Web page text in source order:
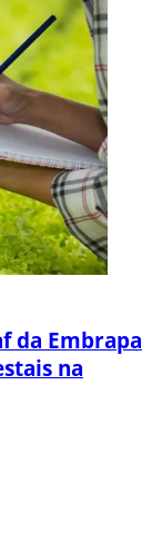
da Embrapa
na